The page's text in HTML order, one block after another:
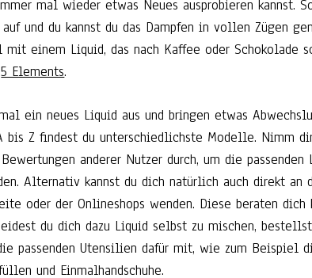
mal wieder etwas Neues ausprobieren kannst.
und du kannst du das Dampfen in vollen Zügen
einem Liquid, das nach Kaffee oder Schokolade
5 Elements.
ein neues Liquid aus und bringen etwas
bis Z findest du unterschiedlichste Modelle. Nimm
anderer Nutzer durch, um die passenden
Alternativ kannst du dich natürlich auch direkt an
oder der Onlineshops wenden. Diese beraten dich
du dich dazu Liquid selbst zu mischen,
passenden Utensilien dafür mit, wie zum Beispiel
und Einmalhandschuhe.